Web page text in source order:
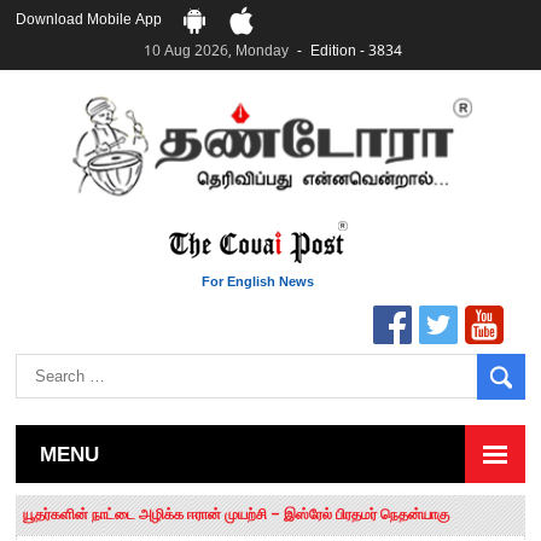
Download Mobile App
10 Aug 2026, Monday
Edition - 3834
For English News
MENU
யூதர்களின் நாட்டை அழிக்க ஈரான் முயற்சி – இஸ்ரேல் பிரதமர் நெதன்யாகு